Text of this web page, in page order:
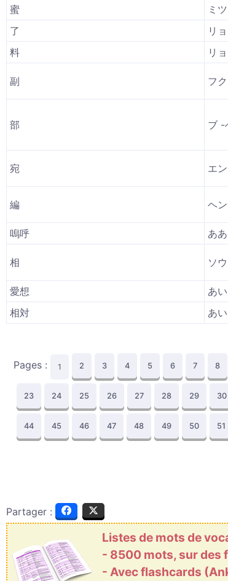
蜜
ミ
了
リ
料
リ
副 フク
部 ブ -
宛 エ
編 ヘ
嗚呼
ああ
相 ソ
愛想
あ
相対
あ
Pages : 1 2 3 4 5 6 7 8
23 24 25 26 27 28 29 30
44 45 46 47 48 49 50 51
Partager :
Listes de mots de
- 8500 mots, sur des
- Avec flashcards